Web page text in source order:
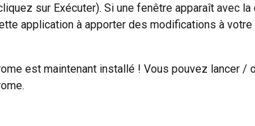
sur Exécuter). Si une fenêtre apparaît avec
application à apporter des modifications à
est maintenant installé ! Vous pouvez lancer /